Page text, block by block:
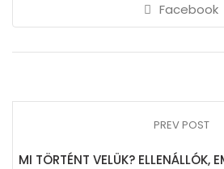
Facebook
PREV POST
MI TÖRTÉNT VELÜK? ELLENÁLLÓK,